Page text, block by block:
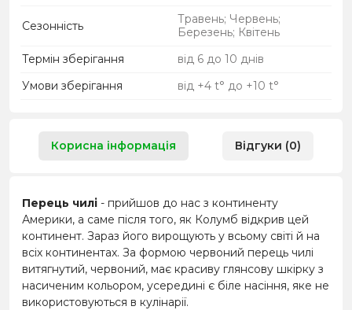
Сезонність
Травень; Червень;
Березень; Квітень
Термін зберігання
від 6 до 10 днів
Умови зберігання
від +4 t° до +10 t°
Корисна інформація Відгуки (0)
Перець чилі - прийшов до нас з континенту
Америки, а саме після того, як Колумб відкрив цей
континент. Зараз його вирощують у всьому світі й на
всіх континентах. За формою червоний перець чилі
витягнутий, червоний, має красиву глянсову шкірку з
насиченим кольором, усередині є біле насіння, яке не
використовуються в кулінарії.